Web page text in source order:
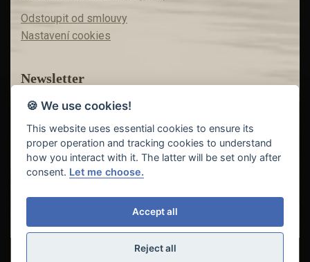
Odstoupit od smlouvy
Nastavení cookies
Newsletter
Máte zájem o akční nabídky?
Teď už vám nic neunikne!
FISHING INVEST s.r.o. | partner
🍪 We use cookies!
This website uses essential cookies to ensure its
proper operation and tracking cookies to understand
how you interact with it. The latter will be set only after
consent. Let me choose.
Accept all
Reject all